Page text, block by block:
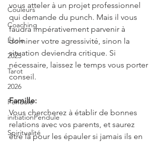
Couleurs
Coaching
École
2025
Tarot
2026
Pendule
initiationPendule
Spiritualité
vous atteler à un projet professionnel
qui demande du punch. Mais il vous
faudra impérativement parvenir à
dominer votre agressivité, sinon la
situation deviendra critique. Si
nécessaire, laissez le temps vous porter
conseil.
Famille:
Vous chercherez à établir de bonnes
relations avec vos parents, et saurez
être là pour les épauler si jamais ils en